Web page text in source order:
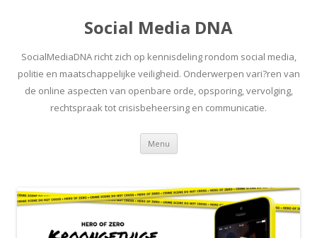
Social Media DNA
SocialMediaDNA richt zich op kennisdeling rondom social media,
politie en maatschappelijke veiligheid. Onderwerpen vari?ren van
de online aspecten van openbare orde, opsporing, vervolging,
rechtspraak tot crisisbeheersing en communicatie.
Menu Spring
inhoud